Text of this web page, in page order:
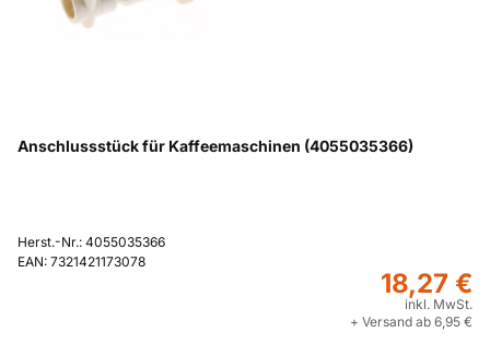
Anschlussstück für Kaffeemaschinen (4055035366)
Herst.-Nr.: 4055035366
EAN: 7321421173078
18,27 €
inkl. MwSt.
+ Versand ab 6,95 €